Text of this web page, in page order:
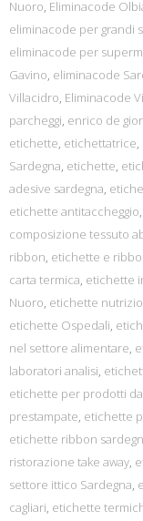
Nuoro, Eliminacode
eliminacode per grandi
eliminacode per
Gavino, eliminacode
Villacidro, Eliminacode
parcheggi, enrico de
etichette, etichettatrice,
Sardegna, etichette,
adesive sardegna,
etichette antitaccheggio,
composizione tessuto
ribbon, etichette e
carta termica, etichette
Nuoro, etichette
etichette Ospedali,
nel settore alimentare,
laboratori analisi,
etichette per prodotti
prestampate, etichette
etichette ribbon
ristorazione take away,
settore ittico Sardegna,
cagliari, etichette